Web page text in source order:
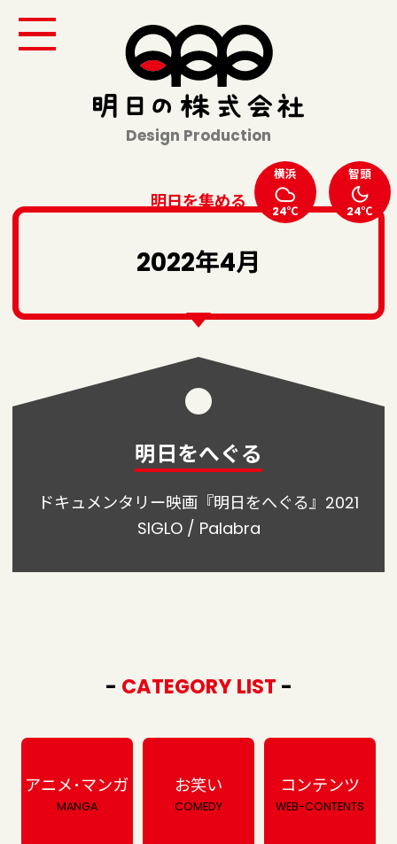
Design Production
横浜
24℃
智頭
24℃
明日を集める
2022年4月
明日をへぐる
ドキュメンタリー映画『明日をへぐる』2021
SIGLO / Palabra
- CATEGORY LIST -
アニメ･マンガ
MANGA
お笑い
COMEDY
コンテンツ
WEB-CONTENTS